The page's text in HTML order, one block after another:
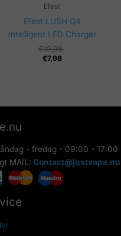
Efest
Efest LUSH Q4
Intelligent LED Charger
€19,96
€7,98
- fredag - 09:00 - 17:00
MAIL: Contact@justvape.nu